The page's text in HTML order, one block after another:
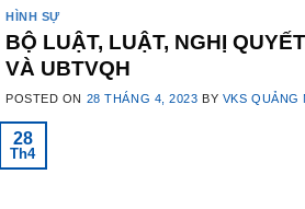
HÌNH SỰ
BỘ LUẬT, LUẬT, NGHỊ
VÀ UBTVQH
POSTED ON 28 THÁNG 4, 2023 BY VKS QUẢNG
28
Th4